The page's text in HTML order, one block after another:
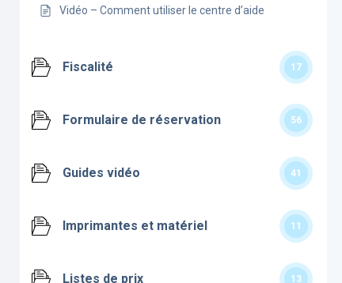
Vidéo – Comment utiliser le centre d’aide
Fiscalité 17
Formulaire de réservation 56
Guides vidéo 41
Imprimantes et matériel 11
Listes de prix 13